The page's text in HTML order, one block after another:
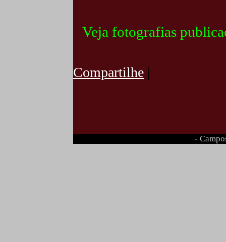
Veja fotografias
Compartilhe |
-